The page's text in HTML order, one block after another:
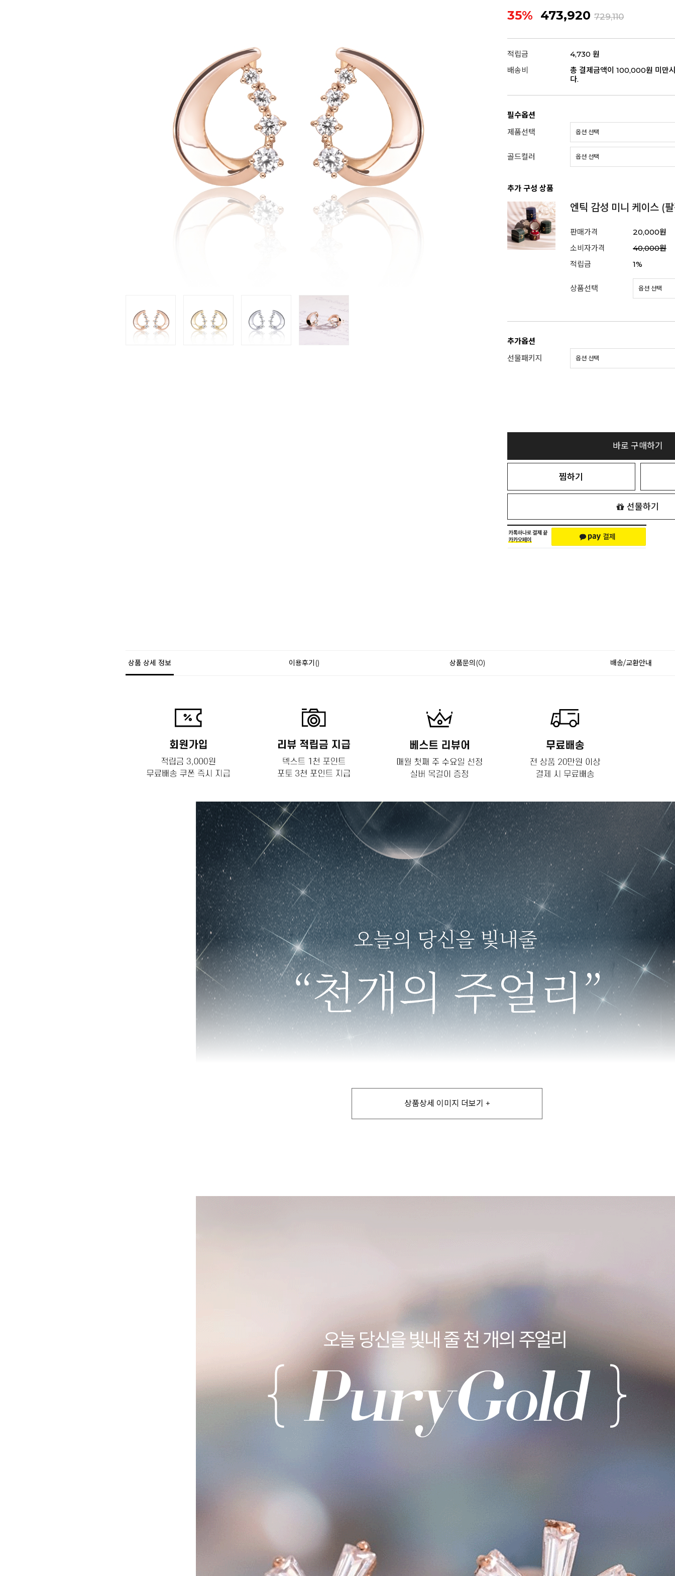
35% 473,920 729,110
적립금
4,730 원
배송비
총 결제금액이 100,000원 미만
다.
필수옵션
제품선택
골드컬러
추가 구성 상품
엔틱 감성 미니 케이스 (
판매가격
20,000원
소비자가격
40,000원
적립금
1%
상품선택
추가옵션
선물패키지
바로 구매하기
찜하기
선물하기
상품 상세 정보 이용후기() 상품문의(0) 배송/교환안내
상품상세 이미지 더보기 +